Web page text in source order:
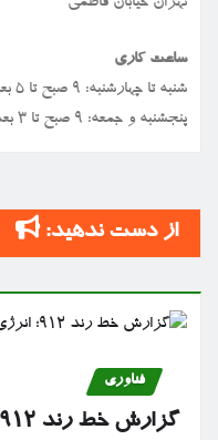
تهران خیابان فاطمی
ساعت کاری
شنبه تا چهارشنبه: ۹ صبح تا ۵ بعد از ظهر
پنجشنبه و جمعه: ۹ صبح تا ۳ بعد از ظهر
از دست ندهید:
فناوری